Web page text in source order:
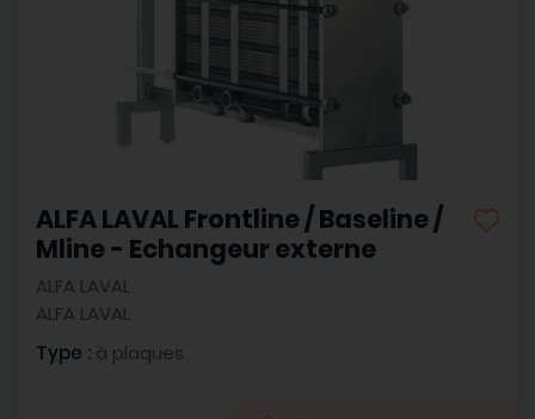
ALFA LAVAL Frontline / Baseline /
Mline - Echangeur externe
ALFA LAVAL
ALFA LAVAL
Type : à plaques